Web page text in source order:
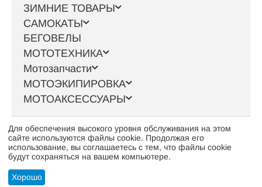
ЗИМНИЕ ТОВАРЫ
САМОКАТЫ
БЕГОВЕЛЫ
МОТОТЕХНИКА
Мотозапчасти
МОТОЭКИПИРОВКА
МОТОАКСЕССУАРЫ
Интернет-магазин велосипедов VELO52.RU
Стать оптовым клиентом
Для обеспечения высокого уровня обслуживания на этом
сайте используются файлы cookie. Продолжая его
использование, вы соглашаетесь с тем, что файлы cookie
будут сохраняться на вашем компьютере.
Хорошо